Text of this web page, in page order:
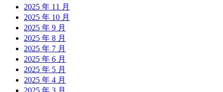
2025 年 11 月
2025 年 10 月
2025 年 9 月
2025 年 8 月
2025 年 7 月
2025 年 6 月
2025 年 5 月
2025 年 4 月
2025 年 3 月